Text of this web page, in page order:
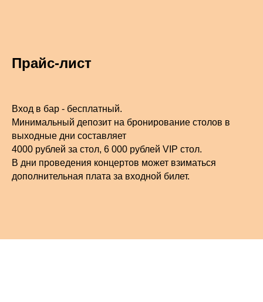
Прайс-лист
Вход в бар - бесплатный.
Минимальный депозит на бронирование столов в
выходные дни составляет
4000 рублей за стол, 6 000 рублей VIP стол.
В дни проведения концертов может взиматься
дополнительная плата за входной билет.